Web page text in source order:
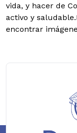
vida, y hacer de
activo y
encontrar